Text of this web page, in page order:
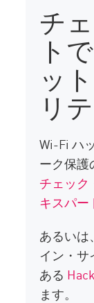
チ
ト
ッ
リ
Wi-Fi ハ
ーク保護
チェック
キスパー
あるいは
イン・
ある
ます。